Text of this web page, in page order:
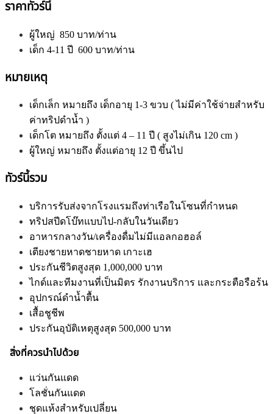
ราคาทัวร์นี้
ผู้ใหญ่ 850 บาท/ท่าน
เด็ก 4-11 ปี 600 บาท/ท่าน
หมายเหตุ
เด็กเล็ก หมายถึง เด็กอายุ 1-3 ขวบ ( ไม่มีค่าใช้จ่ายสำหรับ
ค่าทริปดำน้ำ )
เด็กโต หมายถึง ตั้งแต่ 4 – 11 ปี ( สูงไม่เกิน 120 cm )
ผู้ใหญ่ หมายถึง ตั้งแต่อายุ 12 ปี ขึ้นไป
ทัวร์นี้รวม
บริการรับส่งจากโรงแรมถึงท่าเรือในโซนที่กำหนด
ทริปสปีดโบ๊ทแบบไป-กลับในวันเดียว
อาหารกลางวัน/เครื่องดื่มไม่มีแอลกอฮอล์
เตียงชายหาดชายหาด เกาะเฮ
ประกันชีวิตสูงสุด 1,000,000 บาท
ไกด์และทีมงานที่เป็นมิตร รักงานบริการ และกระตือรือร้น
อุปกรณ์ดำน้ำตื้น
เสื้อชูชีพ
ประกันอุบัติเหตุสูงสุด 500,000 บาท
สิ่งที่ควรนำไปด้วย
แว่นกันแดด
โลชั่นกันแดด
ชุดแห้งสำหรับเปลี่ยน